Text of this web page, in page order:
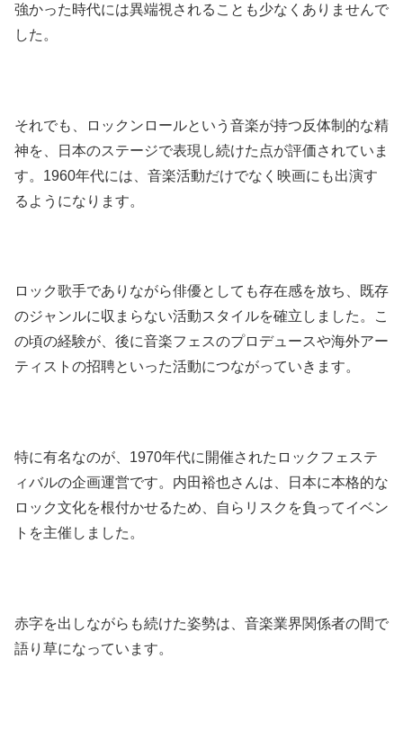
強かった時代には異端視されることも少なくありませんで
した。
それでも、ロックンロールという音楽が持つ反体制的な精
神を、日本のステージで表現し続けた点が評価されていま
す。1960年代には、音楽活動だけでなく映画にも出演す
るようになります。
ロック歌手でありながら俳優としても存在感を放ち、既存
のジャンルに収まらない活動スタイルを確立しました。こ
の頃の経験が、後に音楽フェスのプロデュースや海外アー
ティストの招聘といった活動につながっていきます。
特に有名なのが、1970年代に開催されたロックフェステ
ィバルの企画運営です。内田裕也さんは、日本に本格的な
ロック文化を根付かせるため、自らリスクを負ってイベン
トを主催しました。
赤字を出しながらも続けた姿勢は、音楽業界関係者の間で
語り草になっています。